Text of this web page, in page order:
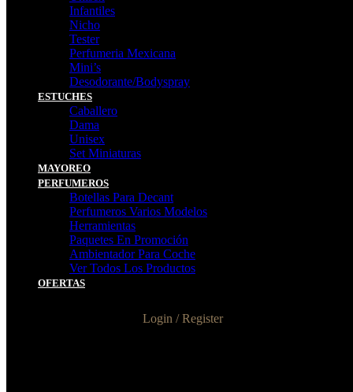
Infantiles
Nicho
Tester
Perfumeria Mexicana
Mini’s
Desodorante/Bodyspray
ESTUCHES
Caballero
Dama
Unisex
Set Miniaturas
MAYOREO
PERFUMEROS
Botellas Para Decant
Perfumeros Varios Modelos
Herramientas
Paquetes En Promoción
Ambientador Para Coche
Ver Todos Los Productos
OFERTAS
Login / Register